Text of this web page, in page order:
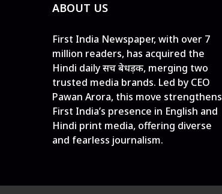
ABOUT US
First India Newspaper, with over 7
million readers, has acquired the
Hindi daily सच बेधड़क, merging two
trusted media brands. Led by CEO
Pawan Arora, this move strengthens
First India’s presence in English and
Hindi print media, offering diverse
and fearless journalism.